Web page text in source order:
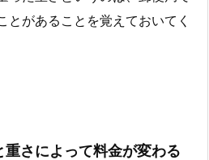
とがあることを覚えておいてく
さによって料金が変わる